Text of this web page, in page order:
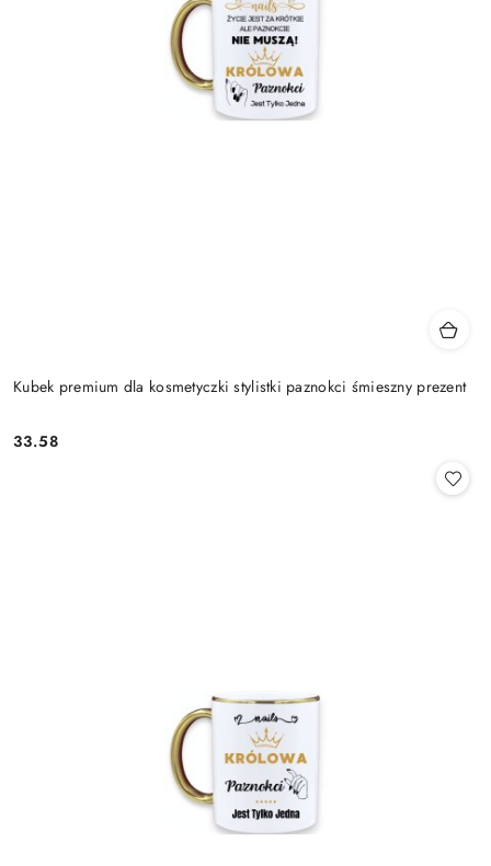
Kubek premium dla kosmetyczki stylistki paznokci śmieszny prezent
Cena:
33.58